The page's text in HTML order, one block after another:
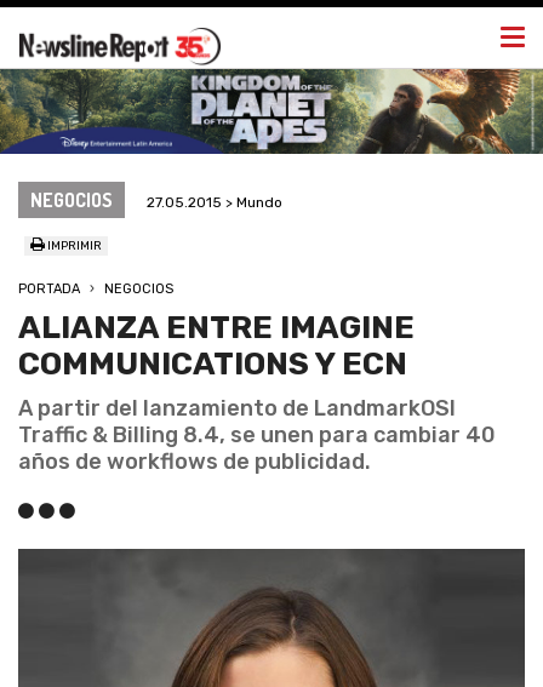
NEGOCIOS 27.05.2015 > Mundo
IMPRIMIR
PORTADA NEGOCIOS
ALIANZA ENTRE IMAGINE
COMMUNICATIONS Y ECN
A partir del lanzamiento de LandmarkOSI
Traffic & Billing 8.4, se unen para cambiar 40
años de workflows de publicidad.